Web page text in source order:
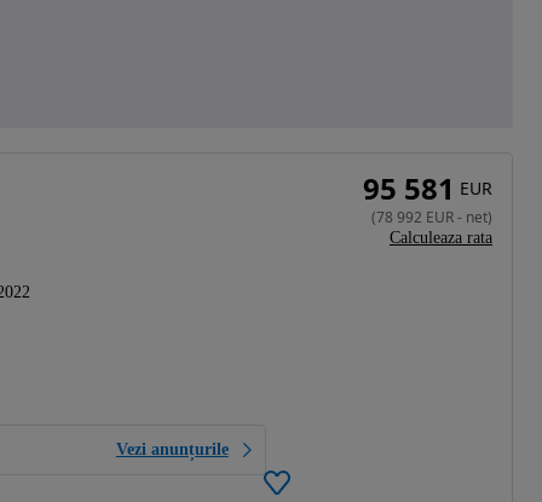
Vezi anunțurile
95 581 EUR
(78 992 EUR- net)
Calculeaza rata